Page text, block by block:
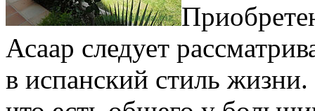
Асаар следует
в испанский стиль